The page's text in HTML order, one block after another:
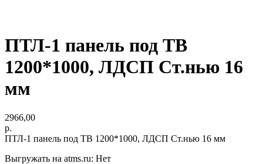
ПТЛ-1 панель под ТВ
1200*1000, ЛДСП Ст.нью 16
мм
2966,00
р.
ПТЛ-1 панель под ТВ 1200*1000, ЛДСП Ст.нью 16 мм
Выгружать на atms.ru: Нет